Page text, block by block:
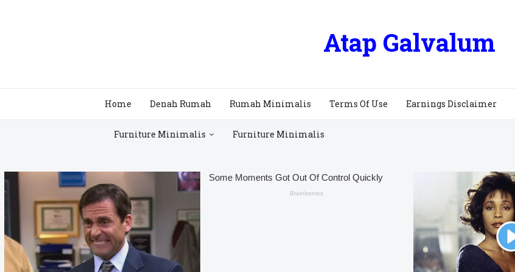
Atap Galvalum
Home Denah Rumah Rumah Minimalis Terms Of Use Earnings Disclaimer
Furniture Minimalis Furniture Minimalis